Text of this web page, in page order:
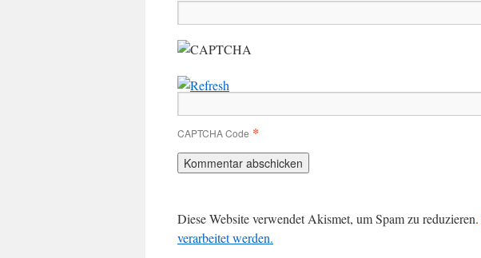
CAPTCHA Code *
Diese Website verwendet Akismet, um Spam zu reduzieren.
verarbeitet werden.